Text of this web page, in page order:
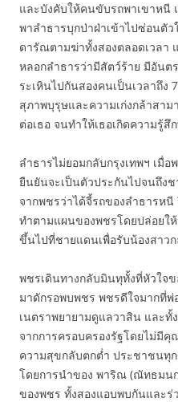
และบังคับให้คนขับรถพาเขาหนี
พาลำธารบุกป่าฝ่าเข้าไปซ่อนตั
ดารัณตามฆ่าทั้งสองตลอดเวลา
หลอกลำธารว่ามีสัตว์ร้าย มีอัน
ระเหินไปกันสองคนเป็นเวลาถึง
สุภาพบุรุษและความเก่งกล้าสา
ต่อเธอ จนทำให้เธอเกิดความรู้สึ
ลำธารไม่ยอมกลับกรุงเทพฯ เมื่
ยืนยันจะเป็นตัวประกันไปจนถึง
จากพชรว่าได้จี้รถของลำธารหนี
ทำตามแผนของพชรโดยปล่อยใ
ขึ้นไปที่ชายแดนเพื่อรับน้องสาว
พชรเดินทางกลับมินทุทั้งที่หัวใจ
มาดักรอพบพชร พชรดีใจมากที่พ่
เนตราพยายามดูแลวาสิน และ
จากการครอบครองรัฐโดยไม่มี
ความสุขกลับตกต่ำ ประชาชนทุ
โดยการนำของ พาริณ (ณัทธมน
ของพชร ทั้งสองแอบพบกันและ